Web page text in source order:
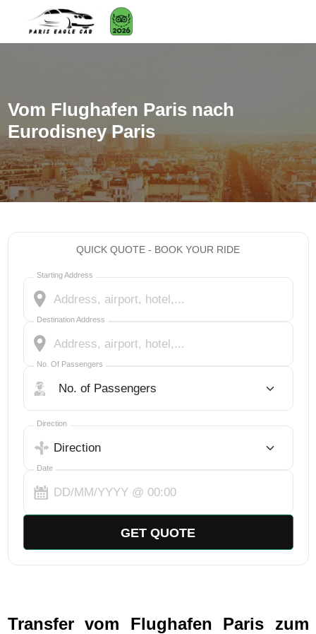
Vom Flughafen Paris nach
Eurodisney Paris
QUICK QUOTE - BOOK YOUR RIDE
Starting Address
Destination Address
No. Of Passengers
No. Of Passengers
Direction
Select Trip Direction
Date
GET QUOTE
Transfer vom Flughafen Paris zum